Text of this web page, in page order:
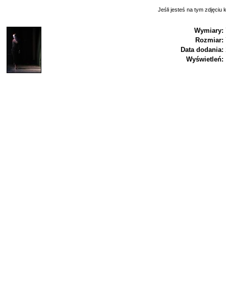
Jeśli jesteś na tym zdjęciu
Wymiary:
Rozmiar:
Data dodania:
Wyświetleń: